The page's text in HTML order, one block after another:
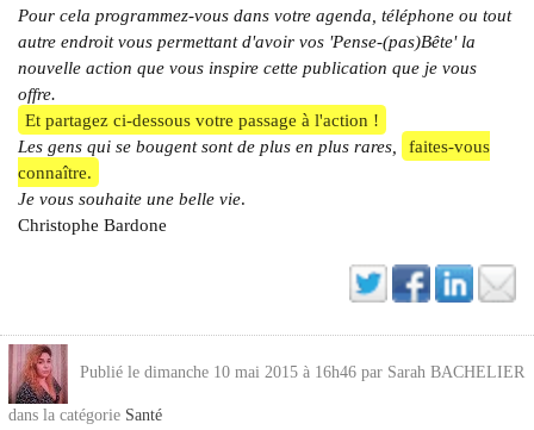
Pour cela programmez-vous dans votre agenda, téléphone ou tout
autre endroit vous permettant d'avoir vos 'Pense-(pas)Bête' la
nouvelle action que vous inspire cette publication que je vous
offre.
Et partagez ci-dessous votre passage à l'action !
Les gens qui se bougent sont de plus en plus rares,
faites-vous
connaître.
Je vous souhaite une belle vie.
Christophe Bardone
Publié le dimanche 10 mai 2015 à 16h46 par Sarah BACHELIER
dans la catégorie Santé